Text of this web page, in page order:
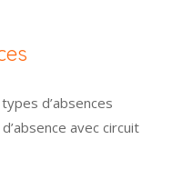
d’absences
avec circuit